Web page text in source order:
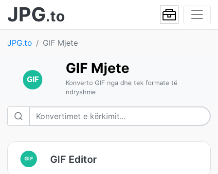
JPG.to
JPG.to GIF Mjete
GIF
GIF Mjete
Konverto GIF nga dhe tek formate të
ndryshme
GIF GIF Editor